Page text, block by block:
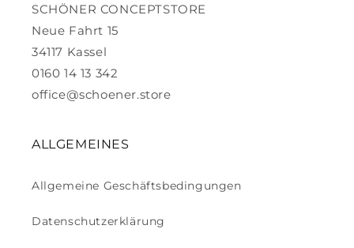
SCHÖNER CONCEPTSTORE
Neue Fahrt 15
34117 Kassel
0160 14 13 342
office@schoener.store
ALLGEMEINES
Allgemeine Geschäftsbedingungen
Datenschutzerklärung